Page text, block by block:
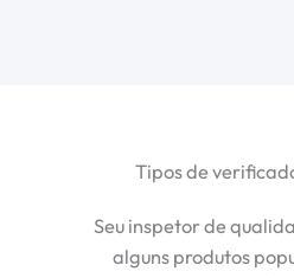
Tipos de
Seu inspetor de
alguns produtos